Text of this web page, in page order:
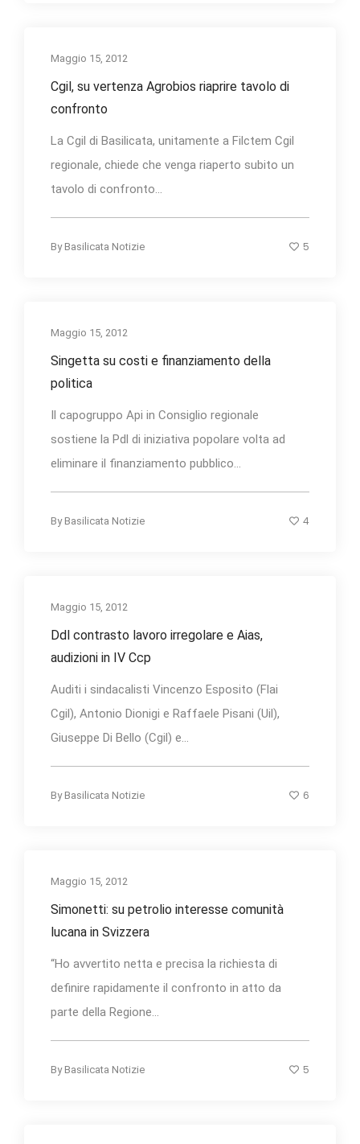
Maggio 15, 2012
Cgil, su vertenza Agrobios riaprire tavolo di
confronto
La Cgil di Basilicata, unitamente a Filctem Cgil
regionale, chiede che venga riaperto subito un
tavolo di confronto...
By Basilicata Notizie 5
Maggio 15, 2012
Singetta su costi e finanziamento della
politica
Il capogruppo Api in Consiglio regionale
sostiene la Pdl di iniziativa popolare volta ad
eliminare il finanziamento pubblico...
By Basilicata Notizie 4
Maggio 15, 2012
Ddl contrasto lavoro irregolare e Aias,
audizioni in IV Ccp
Auditi i sindacalisti Vincenzo Esposito (Flai
Cgil), Antonio Dionigi e Raffaele Pisani (Uil),
Giuseppe Di Bello (Cgil) e...
By Basilicata Notizie 6
Maggio 15, 2012
Simonetti: su petrolio interesse comunità
lucana in Svizzera
“Ho avvertito netta e precisa la richiesta di
definire rapidamente il confronto in atto da
parte della Regione...
By Basilicata Notizie 5